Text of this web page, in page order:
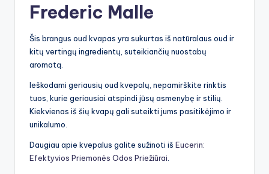
Frederic Malle
Šis brangus oud kvapas yra sukurtas iš natūralaus oud ir
kitų vertingų ingredientų, suteikiančių nuostabų
aromatą.
Ieškodami geriausių oud kvepalų, nepamirškite rinktis
tuos, kurie geriausiai atspindi jūsų asmenybę ir stilių.
Kiekvienas iš šių kvapų gali suteikti jums pasitikėjimo ir
unikalumo.
Daugiau apie kvepalus galite sužinoti iš Eucerin:
Efektyvios Priemonės Odos Priežiūrai